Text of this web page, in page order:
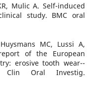
Mulic A. Self-induced
study. BMC oral
MC, Lussi A,
of the European
erosive tooth wear--
Clin Oral Investig.